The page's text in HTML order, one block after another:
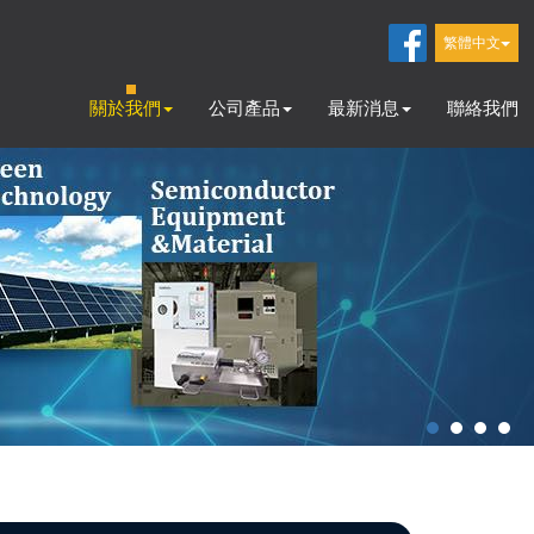
繁體中文
關於我們 公司產品 最新消息 聯絡我們